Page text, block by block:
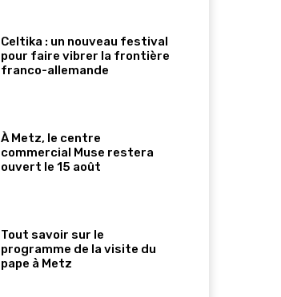
Celtika : un nouveau festival
pour faire vibrer la frontière
franco-allemande
À Metz, le centre
commercial Muse restera
ouvert le 15 août
Tout savoir sur le
programme de la visite du
pape à Metz